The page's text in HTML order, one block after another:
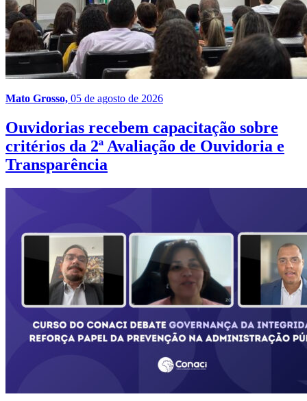
Mato Grosso, 05 de agosto de 2026
Ouvidorias recebem capacitação sobre
critérios da 2ª Avaliação de Ouvidoria e
Transparência